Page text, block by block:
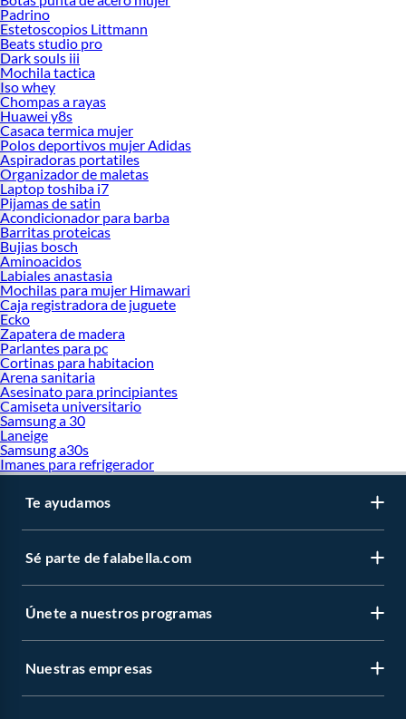
Padrino
Estetoscopios Littmann
Beats studio pro
Dark souls iii
Mochila tactica
Iso whey
Chompas a rayas
Huawei y8s
Casaca termica mujer
Polos deportivos mujer Adidas
Aspiradoras portatiles
Organizador de maletas
Laptop toshiba i7
Pijamas de satin
Acondicionador para barba
Barritas proteicas
Bujias bosch
Aminoacidos
Labiales anastasia
Mochilas para mujer Himawari
Caja registradora de juguete
Ecko
Zapatera de madera
Parlantes para pc
Cortinas para habitacion
Arena sanitaria
Asesinato para principiantes
Camiseta universitario
Samsung a 30
Laneige
Samsung a30s
Imanes para refrigerador
Te ayudamos
Sé parte de falabella.com
Únete a nuestros programas
Nuestras empresas